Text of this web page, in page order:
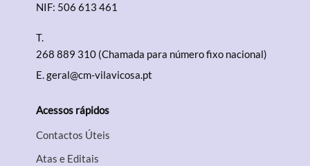
NIF: 506 613 461
T.
268 889 310 (Chamada para número fixo nacional)
E.geral@cm-vilavicosa.pt
Acessos rápidos
Contactos Úteis
Atas e Editais